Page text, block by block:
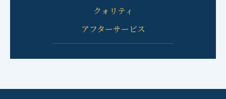
クォリティ
アフターサービス